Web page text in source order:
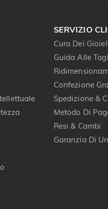
SERVIZIO
Cura Dei
Guida Alle
Confezione
Spedizione &
Metodo Di
Resi & Cambi
Garanzia Di